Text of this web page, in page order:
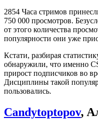
2854 Часа стримов
750 000 просмотров.
от этого количества
популярности они уже
Кстати, разбирая
обнаружили, что именно
прирост подписчиков во
Дисциплины такой
пользовались.
Candytoptopov,